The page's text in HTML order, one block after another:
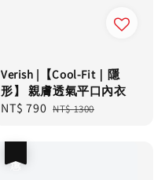
Verish |【Cool-Fit｜隱
形】 親膚透氣平口內衣
Sale
NT$ 790 Regular
NT$ 1300